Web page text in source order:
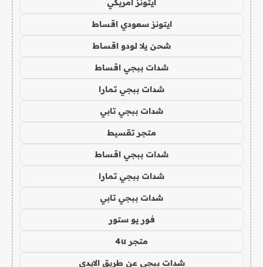
ايتونز امريكي
ايتونز سعودي اقساط
شحن يلا لودو اقساط
شدات ببجي اقساط
شدات ببجي تمارا
شدات ببجي تابي
متجر تقسيط
شدات ببجي اقساط
شدات ببجي تمارا
شدات ببجي تابي
فور يو ستور
متجر 4u
شدات ببجي عن طريق الايدي